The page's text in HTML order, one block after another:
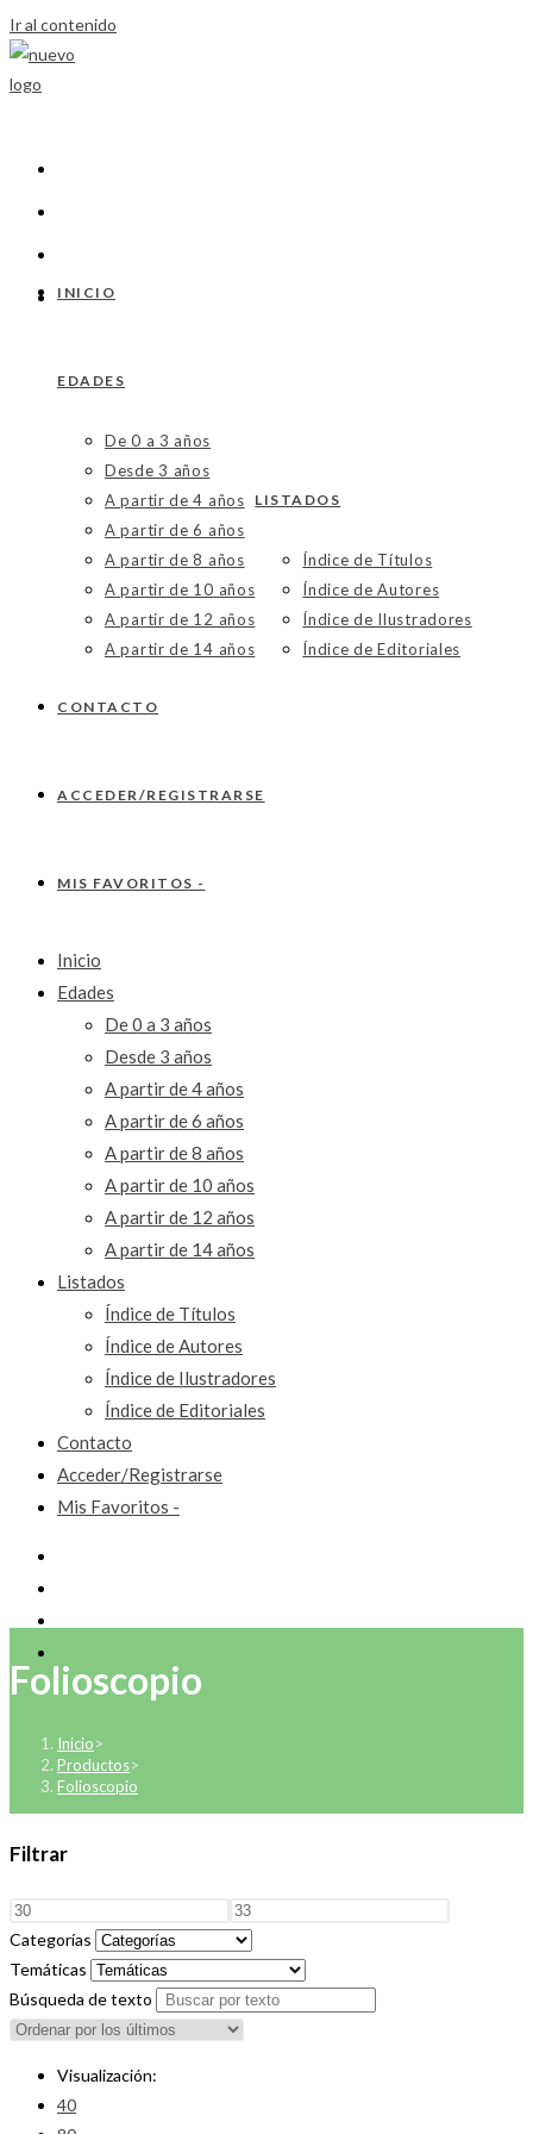
Ir al contenido
INICIO
EDADES
De 0 a 3 años
Desde 3 años
A partir de 4 años
A partir de 6 años
A partir de 8 años
A partir de 10 años
A partir de 12 años
A partir de 14 años
LISTADOS
Índice de Títulos
Índice de Autores
Índice de Ilustradores
Índice de Editoriales
CONTACTO
ACCEDER/REGISTRARSE
MIS FAVORITOS -
Inicio
Edades
De 0 a 3 años
Desde 3 años
A partir de 4 años
A partir de 6 años
A partir de 8 años
A partir de 10 años
A partir de 12 años
A partir de 14 años
Listados
Índice de Títulos
Índice de Autores
Índice de Ilustradores
Índice de Editoriales
Contacto
Acceder/Registrarse
Mis Favoritos -
Folioscopio
Inicio>
Productos>
Folioscopio
Filtrar
Categorías
Temáticas
Búsqueda de texto
Visualización:
40